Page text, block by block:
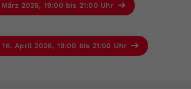
2026, 19:00 bis 21:00 Uhr
April 2026, 19:00 bis 21:00 Uhr